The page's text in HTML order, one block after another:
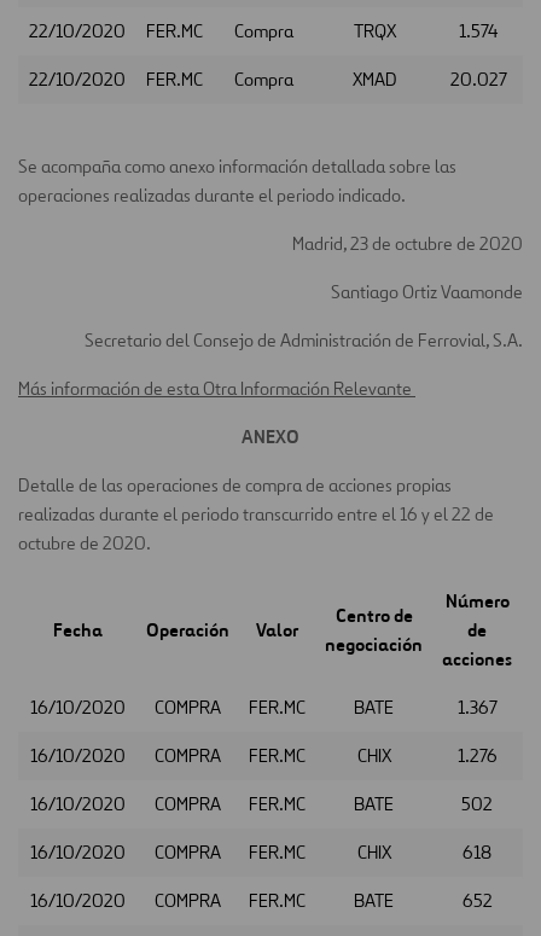
22/10/2020 FER.MC Compra TRQX 1.574
22/10/2020 FER.MC Compra XMAD 20.027
Se acompaña como anexo información detallada sobre las
operaciones realizadas durante el periodo indicado.
Madrid, 23 de octubre de 2020
Santiago Ortiz Vaamonde
Secretario del Consejo de Administración de Ferrovial, S.A.
Más información de esta Otra Información Relevante
ANEXO
Detalle de las operaciones de compra de acciones propias
realizadas durante el periodo transcurrido entre el 16 y el 22 de
octubre de 2020.
Fecha Operación Valor
Centro de
negociación
Número
de
acciones
16/10/2020 COMPRA FER.MC BATE 1.367
16/10/2020 COMPRA FER.MC CHIX 1.276
16/10/2020 COMPRA FER.MC BATE 502
16/10/2020 COMPRA FER.MC CHIX 618
16/10/2020 COMPRA FER.MC BATE 652